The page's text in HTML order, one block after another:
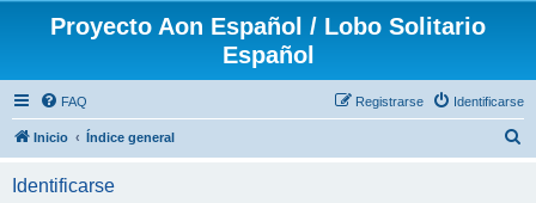
Proyecto Aon Español / Lobo Solitario
Español
FAQ Identificarse
Registrarse
Inicio Índice general
Identificarse